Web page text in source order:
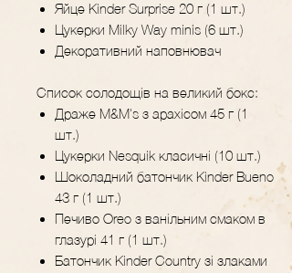
Яйце Kinder Surprise 20 г (1 шт.)
Цукерки Milky Way minis (6 шт.)
Декоративний наповнювач
Список солодощів на великий бокс:
Драже M&M's з арахісом 45 г (1
шт.)
Цукерки Nesquik класичні (10 шт.)
Шоколадний батончик Kinder Bueno
43 г (1 шт.)
Печиво Oreo з ванільним смаком в
глазурі 41 г (1 шт.)
Батончик Kinder Country зі злаками